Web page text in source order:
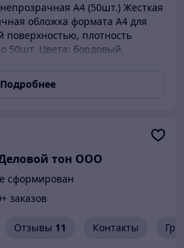
A4 (50шт.) Жесткая
обложка формата A4 для
поверхностью, плотность
50шт. Цвета: бордовый,
Подробнее
тон ООО
сформирован
заказов
Отзывы 11 Контакты